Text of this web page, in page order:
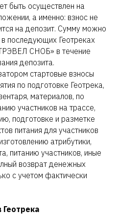
быть осуществлен на
а именно: взнос не
на депозит. Сумму можно
в последующих Геотреках
СНОБ» в течение
депозита.
стартовые взносы
по подготовке Геотрека,
материалов, по
участников на трассе,
подготовке и разметке
питания для участников
атрибутики,
питанию участников, иные
возврат денежных
с учетом фактически